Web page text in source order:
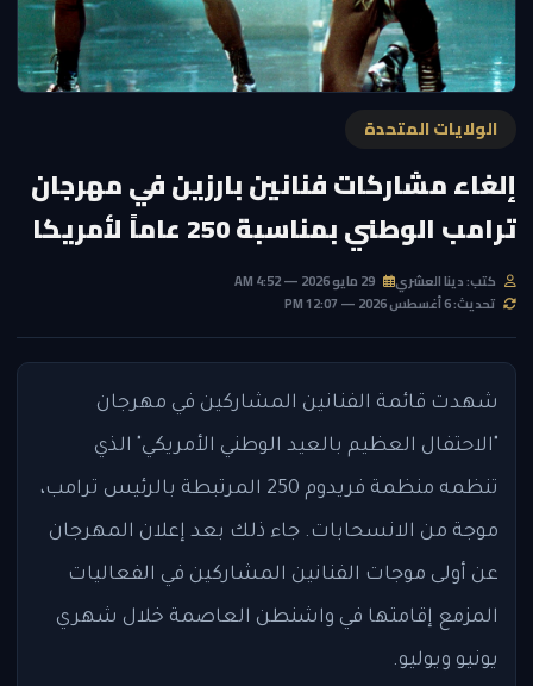
الولايات المتحدة
إلغاء مشاركات فنانين بارزين في مهرجان
ترامب الوطني بمناسبة 250 عاماً لأمريكا
كتب: دينا العشري
تحديث: 6 أغسطس 2026 — 12:07 PM
شهدت قائمة الفنانين المشاركين في مهرجان
"الاحتفال العظيم بالعيد الوطني الأمريكي" الذي
تنظمه منظمة فريدوم 250 المرتبطة بالرئيس ترامب،
موجة من الانسحابات. جاء ذلك بعد إعلان المهرجان
عن أولى موجات الفنانين المشاركين في الفعاليات
المزمع إقامتها في واشنطن العاصمة خلال شهري
يونيو ويوليو.